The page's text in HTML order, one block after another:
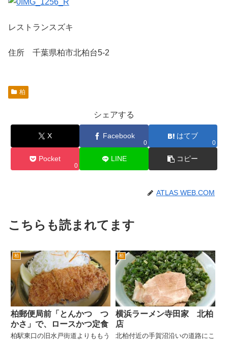
レストランスズキ
住所 千葉県柏市北柏台5-2
柏
シェアする
X Facebook
0
はてブ
0
Pocket
0
LINE コピー
ATLAS WEB.COM
こちらも読まれてます
柏
柏郵便局前「とんかつ つ
かさ」で、ロースかつ定食
柏駅東口の旧水戸街道よりももう
柏
横浜ラーメン寺田家 北柏
店
北柏付近の手賀沼沿いの道路にこ